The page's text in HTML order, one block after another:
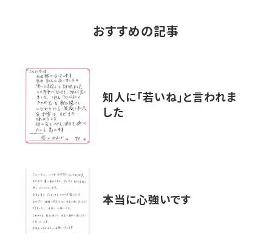
おすすめの記事
知人に「若いね」と言われま
した
本当に心強いです